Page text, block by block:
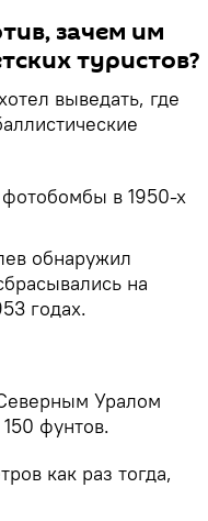
зачем им
туристов?
выведать, где
в 1950-х
обнаружил
на
годах.
Уралом
фунтов.
как раз тогда,